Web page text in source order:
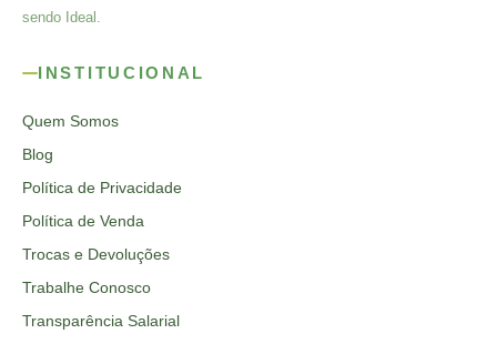
sendo Ideal.
INSTITUCIONAL
Quem Somos
Blog
Política de Privacidade
Política de Venda
Trocas e Devoluções
Trabalhe Conosco
Transparência Salarial